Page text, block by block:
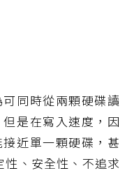
同時從兩顆硬碟讀
是在寫入速度，因
近單一顆硬碟，甚
、安全性、不追求